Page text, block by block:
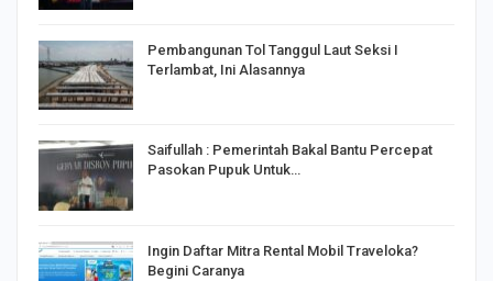
Pembangunan Tol Tanggul Laut Seksi I
Terlambat, Ini Alasannya
Saifullah : Pemerintah Bakal Bantu Percepat
Pasokan Pupuk Untuk…
Ingin Daftar Mitra Rental Mobil Traveloka?
Begini Caranya